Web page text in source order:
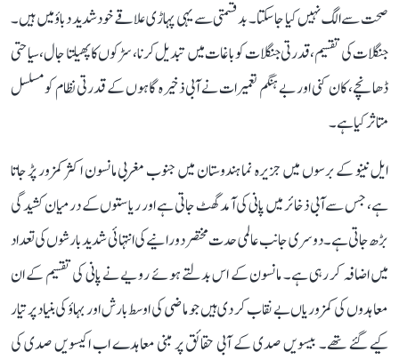
صحت سے الگ نہیں کیا جا سکتا۔ بدقسمتی سے یہی پہاڑی علاقے خود شدید دباؤ میں ہیں۔
جنگلات کی تقسیم، قدرتی جنگلات کو باغات میں تبدیل کرنا، سڑکوں کا پھیلتا جال، سیاحتی
ڈھانچے، کان کنی اور بے ہنگم تعمیرات نے آبی ذخیرہ گاہوں کے قدرتی نظام کو مسلسل
متاثر کیا ہے۔
ایل نینو کے برسوں میں جزیرہ نما ہندوستان میں جنوب مغربی مانسون اکثر کمزور پڑ جاتا
ہے، جس سے آبی ذخائر میں پانی کی آمد گھٹ جاتی ہے اور ریاستوں کے درمیان کشیدگی
بڑھ جاتی ہے۔ دوسری جانب عالمی حدت مختصر دورانیے کی انتہائی شدید بارشوں کی تعداد
میں اضافہ کر رہی ہے۔ مانسون کے اس بدلتے ہوئے رویے نے پانی کی تقسیم کے ان
معاہدوں کی کمزوریاں بے نقاب کر دی ہیں جو ماضی کی اوسط بارش اور بہاؤ کی بنیاد پر تیار
کیے گئے تھے۔ بیسویں صدی کے آبی حقائق پر مبنی معاہدے اب اکیسویں صدی کی